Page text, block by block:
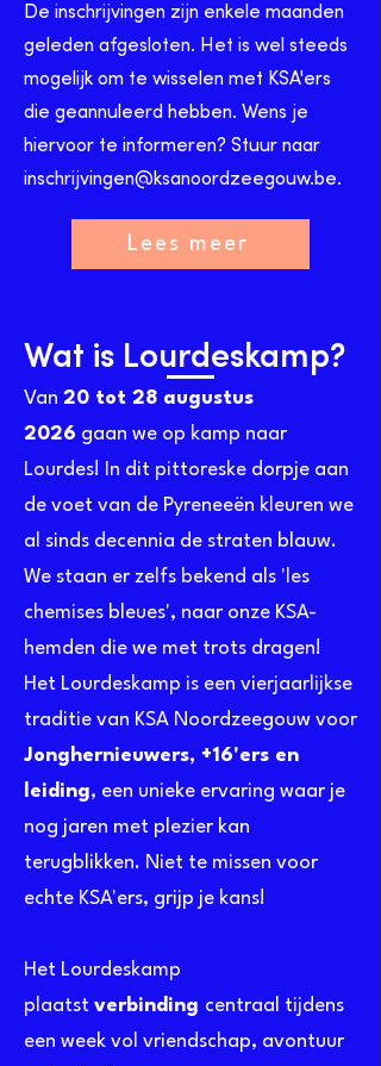
De inschrijvingen zijn enkele maanden
geleden afgesloten. Het is wel steeds
mogelijk om te wisselen met KSA'ers
die geannuleerd hebben. Wens je
hiervoor te informeren? Stuur naar
inschrijvingen@ksanoordzeegouw.be.
Lees meer
Wat is Lourdeskamp?
Van 20 tot 28 augustus
2026 gaan we op kamp naar
Lourdes! In dit pittoreske dorpje aan
de voet van de Pyreneeën kleuren we
al sinds decennia de straten blauw.
We staan er zelfs bekend als 'les
chemises bleues', naar onze KSA-
hemden die we met trots dragen!
Het Lourdeskamp is een vierjaarlijkse
traditie van KSA Noordzeegouw voor
Jonghernieuwers, +16'ers en
leiding, een unieke ervaring waar je
nog jaren met plezier kan
terugblikken. Niet te missen voor
echte KSA'ers, grijp je kans!
Het Lourdeskamp
plaatst verbinding centraal tijdens
een week vol vriendschap, avontuur